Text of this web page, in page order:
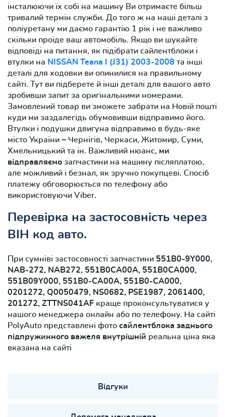
інсталюючи їх собі на машину Ви отримаєте більш
тривалий термін служби. До того ж на наші деталі з
поліуретану ми даємо гарантію 1 рік і не важливо
скільки проїде ваш автомобіль. Якщо ви шукайте
відповіді на питання, як підібрати сайлентблоки і
втулки на NISSAN Teana I (J31) 2003-2008 та інші
деталі для ходовки ви опинилися на правильному
сайті. Тут ви підберете й інші деталі для вашого авто
зробивши запит за оригінальними номерами.
Замовлений товар ви зможете забрати на Новій пошті
куди ми заздалегідь обумовивши відправимо його.
Втулки і подушки двигуна відправимо в будь-яке
місто України − Чернігів, Черкаси, Житомир, Суми,
Хмельницький та ін. Важливий нюанс, ми
відправляємо запчастини на машину післяплатою,
але можливий і безнал, як зручно покупцеві. Спосіб
платежу обговорюється по телефону або
використовуючи Viber.
Перевірка на застосовність через
ВІН код авто.
При сумніві застосовності запчастини 551B0-9Y000,
NAB-272, NAB272, 551B0CA00A, 551B0CA000,
551B09Y000, 551B0-CA00A, 551B0-CA000,
0201272, Q0050479, NS0682, PSE1987, 2061400,
201272, ZTTNS041AF краще проконсультуватися у
нашого менеджера онлайн або по телефону. На сайті
PolyAuto представлені фото сайлентблока заднього
підпружинного важеля внутрішній реальна ціна яка
вказана на сайті
Відгуки